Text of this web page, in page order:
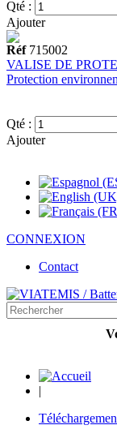
Qté :
Ajouter
Réf715002
VALISE DE
Protection
Qté :
Ajouter
CONNEXION
Contact
|